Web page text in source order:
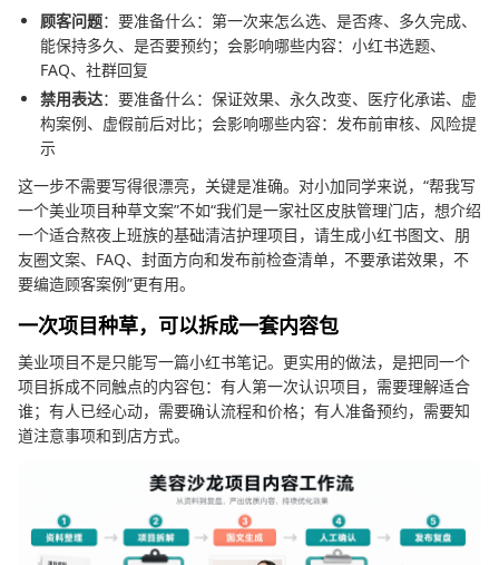
顾客问题：要准备什么：第一次来怎么选、是否疼、多久完成、
能保持多久、是否要预约；会影响哪些内容：小红书选题、
FAQ、社群回复
禁用表达：要准备什么：保证效果、永久改变、医疗化承诺、虚
构案例、虚假前后对比；会影响哪些内容：发布前审核、风险提
示
这一步不需要写得很漂亮，关键是准确。对小加同学来说，“帮我写
一个美业项目种草文案”不如“我们是一家社区皮肤管理门店，想介绍
一个适合熬夜上班族的基础清洁护理项目，请生成小红书图文、朋
友圈文案、FAQ、封面方向和发布前检查清单，不要承诺效果，不
要编造顾客案例”更有用。
一次项目种草，可以拆成一套内容包
美业项目不是只能写一篇小红书笔记。更实用的做法，是把同一个
项目拆成不同触点的内容包：有人第一次认识项目，需要理解适合
谁；有人已经心动，需要确认流程和价格；有人准备预约，需要知
道注意事项和到店方式。